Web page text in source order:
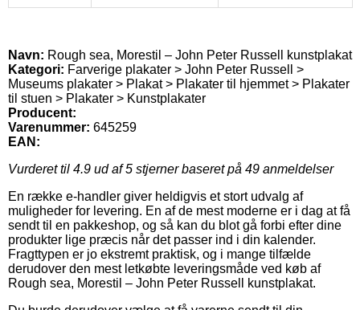
Navn: Rough sea, Morestil – John Peter Russell kunstplakat
Kategori: Farverige plakater > John Peter Russell >
Museums plakater > Plakat > Plakater til hjemmet > Plakater
til stuen > Plakater > Kunstplakater
Producent:
Varenummer: 645259
EAN:
Vurderet til 4.9 ud af 5 stjerner baseret på 49 anmeldelser
En række e-handler giver heldigvis et stort udvalg af
muligheder for levering. En af de mest moderne er i dag at få
sendt til en pakkeshop, og så kan du blot gå forbi efter dine
produkter lige præcis når det passer ind i din kalender.
Fragttypen er jo ekstremt praktisk, og i mange tilfælde
derudover den mest letkøbte leveringsmåde ved køb af
Rough sea, Morestil – John Peter Russell kunstplakat.